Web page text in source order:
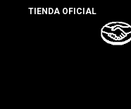
TIENDA OFICIAL